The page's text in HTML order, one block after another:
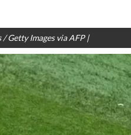
Getty Images via AFP |